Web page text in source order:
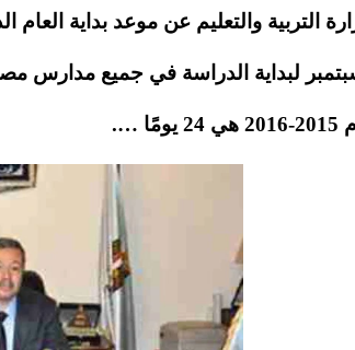
r
es
t
A
pp
التربية والتعليم عن موعد بداية
28 سبتمبر لبداية الدراسة في جميع
….